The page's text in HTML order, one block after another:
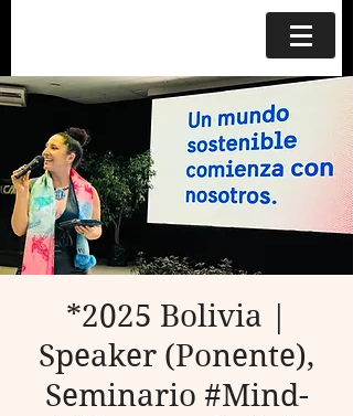
*2025 Bolivia |
Speaker (Ponente),
Seminario #Mind-